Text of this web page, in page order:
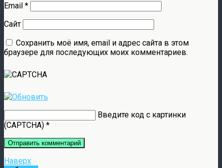
Email *
Сайт
Сохранить моё имя, email и адрес сайта в этом
браузере для последующих моих комментариев.
Введите код с картинки
(CAPTCHA) *
Наверх